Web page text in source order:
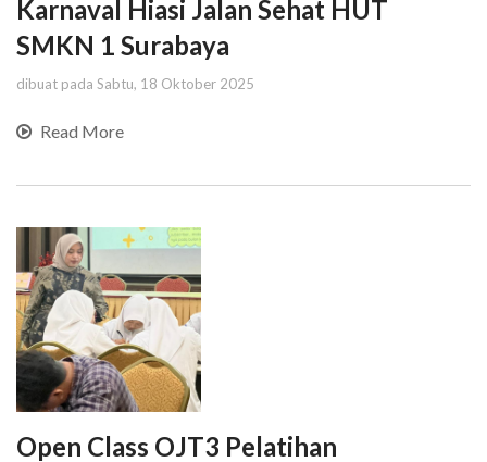
Karnaval Hiasi Jalan Sehat HUT
SMKN 1 Surabaya
dibuat pada Sabtu, 18 Oktober 2025
Read More
Open Class OJT3 Pelatihan